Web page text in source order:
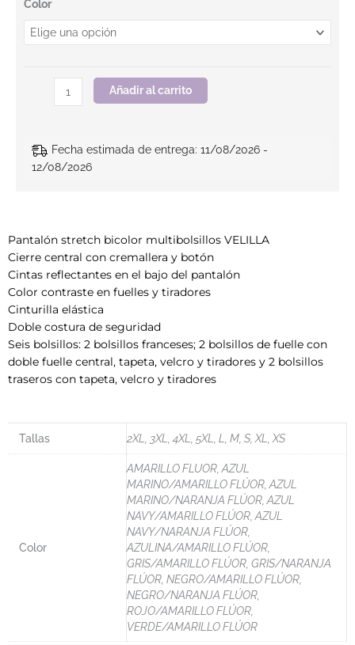
Color
Añadir al carrito
Fecha estimada de entrega: 11/08/2026 -
12/08/2026
Pantalón stretch bicolor multibolsillos VELILLA
Cierre central con cremallera y botón
Cintas reflectantes en el bajo del pantalón
Color contraste en fuelles y tiradores
Cinturilla elástica
Doble costura de seguridad
Seis bolsillos: 2 bolsillos franceses; 2 bolsillos de fuelle con
doble fuelle central, tapeta, velcro y tiradores y 2 bolsillos
traseros con tapeta, velcro y tiradores
Tallas 2XL, 3XL, 4XL, 5XL, L, M, S, XL, XS
Color
AMARILLO FLUOR, AZUL
MARINO/AMARILLO FLÚOR, AZUL
MARINO/NARANJA FLÚOR, AZUL
NAVY/AMARILLO FLÚOR, AZUL
NAVY/NARANJA FLÚOR,
AZULINA/AMARILLO FLÚOR,
GRIS/AMARILLO FLÚOR, GRIS/NARANJA
FLÚOR, NEGRO/AMARILLO FLÚOR,
NEGRO/NARANJA FLÚOR,
ROJO/AMARILLO FLÚOR,
VERDE/AMARILLO FLÚOR